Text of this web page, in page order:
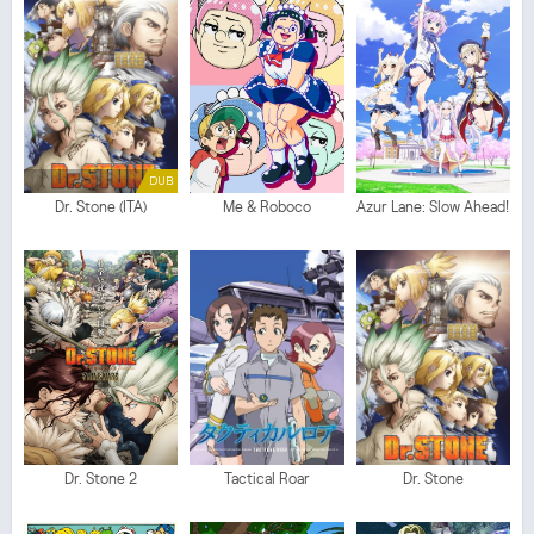
DUB
Dr. Stone (ITA) Me & Roboco Azur Lane: Slow Ahead!
Dr. Stone 2 Tactical Roar Dr. Stone